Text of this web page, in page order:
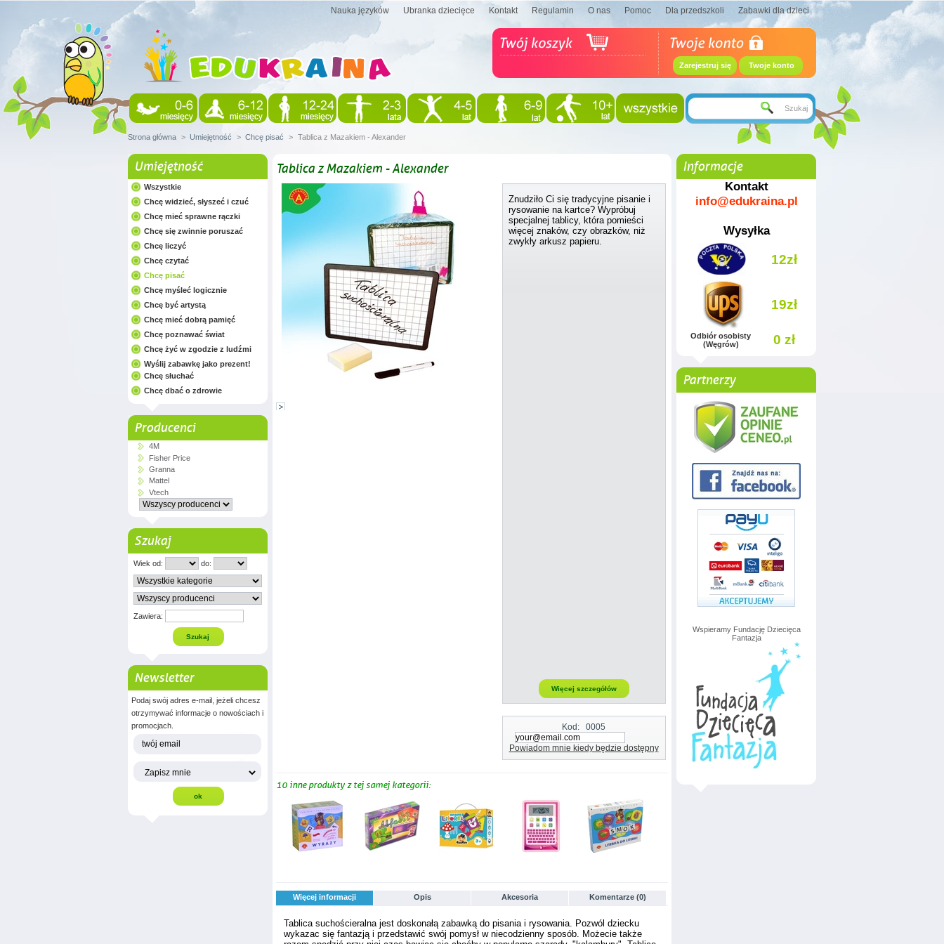
Nauka języków Ubranka dziecięce Kontakt Regulamin O nas Pomoc Dla przedszkoli Zabawki dla dzieci
Zarejestruj się Twoje konto
Strona główna > Umiejętność > Chcę pisać > Tablica z Mazakiem - Alexander
Umiejętność
Wszystkie
Chcę widzieć, słyszeć i czuć
Chcę mieć sprawne rączki
Chcę się zwinnie poruszać
Chcę liczyć
Chcę czytać
Chcę pisać
Chcę myśleć logicznie
Chcę być artystą
Chcę mieć dobrą pamięć
Chcę poznawać świat
Chcę żyć w zgodzie z ludźmi
Wyślij zabawkę jako prezent!
Chcę słuchać
Chcę dbać o zdrowie
Producenci
4M
Fisher Price
Granna
Mattel
Vtech
Szukaj
Wiek od: do:
Zawiera:
Newsletter
Podaj swój adres e-mail, jeżeli chcesz
otrzymywać informacje o nowościach i
promocjach.
Tablica z Mazakiem - Alexander
Znudziło Ci się tradycyjne pisanie i
rysowanie na kartce? Wypróbuj
specjalnej tablicy, która pomieści
więcej znaków, czy obrazków, niż
zwykły arkusz papieru.
Więcej szczegółów
Kod: 0005
Powiadom mnie kiedy będzie dostępny
10 inne produkty z tej samej kategorii:
Więcej informacji Opis Akcesoria Komentarze (0)
Tablica suchościeralna jest doskonałą zabawką do pisania i rysowania. Pozwól dziecku
wykazac się fantazją i przedstawić swój pomysł w niecodzienny sposób. Możecie także
Informacje
Kontakt
info@edukraina.pl
Wysyłka
12zł
19zł
Odbiór osobisty
(Węgrów)
0 zł
Partnerzy
Wspieramy Fundację Dziecięca
Fantazja